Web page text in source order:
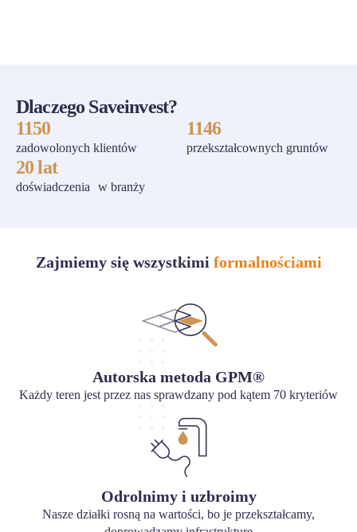
Dlaczego Saveinvest?
1150
zadowolonych klientów
1146
przekształcownych gruntów
20 lat
doświadczenia w branży
Zajmiemy się wszystkimi formalnościami
Autorska metoda GPM®
Każdy teren jest przez nas sprawdzany pod kątem 70 kryteriów
Odrolnimy i uzbroimy
Nasze działki rosną na wartości, bo je przekształcamy,